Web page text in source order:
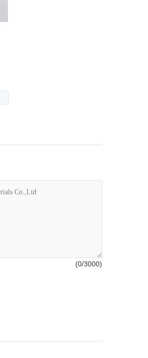
(0/3000)